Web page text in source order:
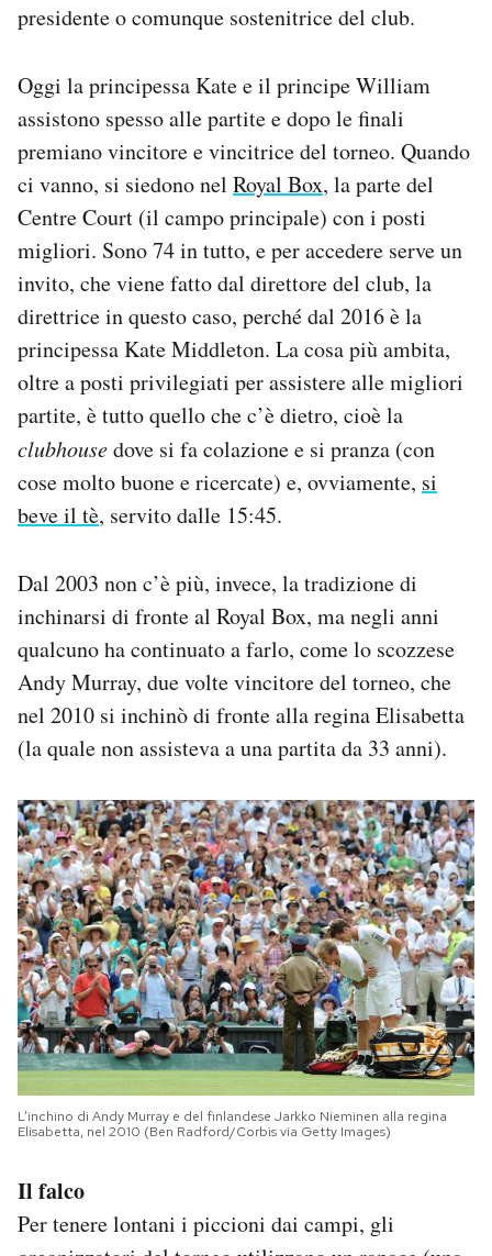
presidente o comunque sostenitrice del club.
Oggi la principessa Kate e il principe William
assistono spesso alle partite e dopo le finali
premiano vincitore e vincitrice del torneo. Quando
ci vanno, si siedono nel Royal Box, la parte del
Centre Court (il campo principale) con i posti
migliori. Sono 74 in tutto, e per accedere serve un
invito, che viene fatto dal direttore del club, la
direttrice in questo caso, perché dal 2016 è la
principessa Kate Middleton. La cosa più ambita,
oltre a posti privilegiati per assistere alle migliori
partite, è tutto quello che c’è dietro, cioè la
clubhousedove si fa colazione e si pranza (con
cose molto buone e ricercate) e, ovviamente, si
beve il tè, servito dalle 15:45.
Dal 2003 non c’è più, invece, la tradizione di
inchinarsi di fronte al Royal Box, ma negli anni
qualcuno ha continuato a farlo, come lo scozzese
Andy Murray, due volte vincitore del torneo, che
nel 2010 si inchinò di fronte alla regina Elisabetta
(la quale non assisteva a una partita da 33 anni).
L’inchino di Andy Murray e del finlandese Jarkko Nieminen alla regina
Elisabetta, nel 2010 (Ben Radford/Corbis via Getty Images)
Il falco
Per tenere lontani i piccioni dai campi, gli